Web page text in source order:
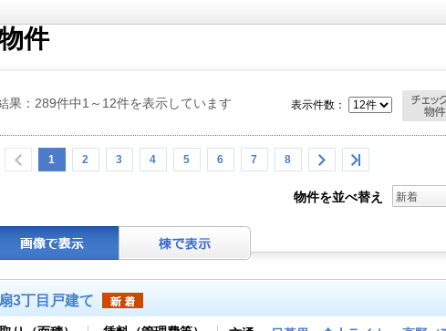
件
果：289件中1～12件を表示しています
1 2 3 4 5 6 7 8
表示件数：
物件を並べ替え 新着
3丁目戸建て